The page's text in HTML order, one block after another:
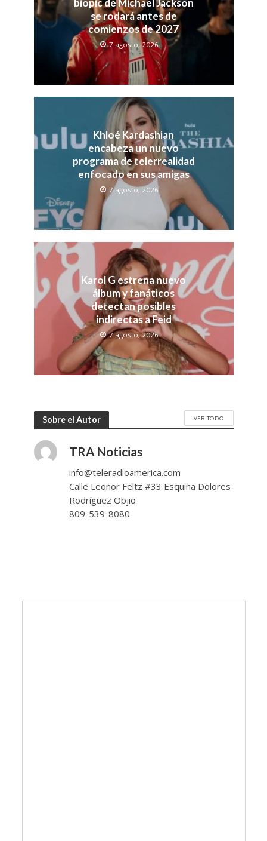
se rodará antes de
comienzos de 2027
7 agosto, 2026
Khloé Kardashian
encabeza un nuevo
programa de telerrealidad
enfocado en sus amigas
7 agosto, 2026
Karol G estrena nuevo
álbum y fanáticos
detectan posibles
indirectas a Feid
7 agosto, 2026
Sobre el Autor VER TODO
TRA Noticias
info@teleradioamerica.com
Calle Leonor Feltz #33 Esquina Dolores
Rodríguez Objio
809-539-8080